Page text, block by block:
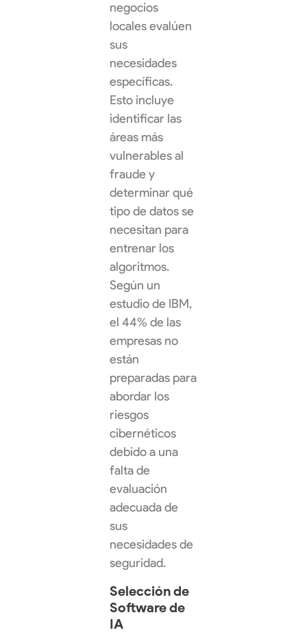
negocios
locales evalúen
sus
necesidades
específicas.
Esto incluye
identificar las
áreas más
vulnerables al
fraude y
determinar qué
tipo de datos se
necesitan para
entrenar los
algoritmos.
Según un
estudio de IBM,
el 44% de las
empresas no
están
preparadas para
abordar los
riesgos
cibernéticos
debido a una
falta de
evaluación
adecuada de
sus
necesidades de
seguridad.
Selección de
Software de
IA